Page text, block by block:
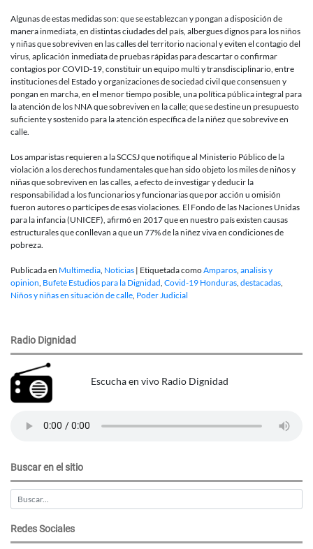
Algunas de estas medidas son: que se establezcan y pongan a disposición de
manera inmediata, en distintas ciudades del país, albergues dignos para los niños
y niñas que sobreviven en las calles del territorio nacional y eviten el contagio del
virus, aplicación inmediata de pruebas rápidas para descartar o confirmar
contagios por COVID-19, constituir un equipo multi y transdisciplinario, entre
instituciones del Estado y organizaciones de sociedad civil que consensuen y
pongan en marcha, en el menor tiempo posible, una política pública integral para
la atención de los NNA que sobreviven en la calle; que se destine un presupuesto
suficiente y sostenido para la atención específica de la niñez que sobrevive en
calle.
Los amparistas requieren a la SCCSJ que notifique al Ministerio Público de la
violación a los derechos fundamentales que han sido objeto los miles de niños y
niñas que sobreviven en las calles, a efecto de investigar y deducir la
responsabilidad a los funcionarios y funcionarias que por acción u omisión
fueron autores o partícipes de esas violaciones. El Fondo de las Naciones Unidas
para la infancia (UNICEF), afirmó en 2017 que en nuestro país existen causas
estructurales que conllevan a que un 77% de la niñez viva en condiciones de
pobreza.
Publicada en Multimedia Noticias | Etiquetada comoAmparos analisis y
opinion Bufete Estudios para la Dignidad Covid-19 Honduras destacadas
Niños y niñas en situación de calle Poder Judicial
Radio Dignidad
Escucha en vivo Radio Dignidad
Buscar en el sitio
Redes Sociales